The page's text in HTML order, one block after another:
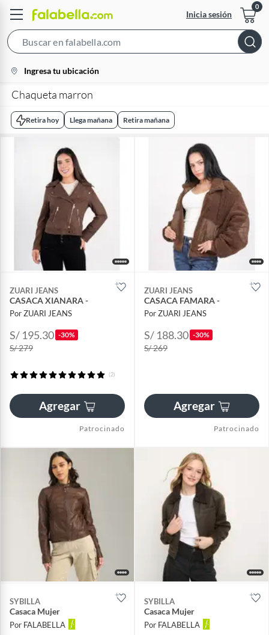
Inicia sesión
Bar
location-
icon
Ingresa tu ubicación
Chaqueta marron
Retira hoy Llega mañana Retira mañana
ZUARI JEANS
CASACA XIANARA -
Por ZUARI JEANS
S/ 195.30 -30%
S/ 279
(2)
Agregar
Patrocinado
ZUARI JEANS
CASACA FAMARA -
Por ZUARI JEANS
S/ 188.30 -30%
S/ 269
Agregar
Patrocinado
SYBILLA
Casaca Mujer
Por FALABELLA
SYBILLA
Casaca Mujer
Por FALABELLA